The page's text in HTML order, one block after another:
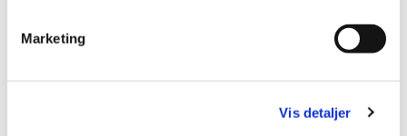
Marketing
Vis detaljer